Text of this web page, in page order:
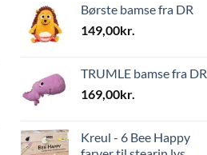
Børste bamse fra DR
149,00kr.
TRUMLE bamse fra DR
169,00kr.
Kreul - 6 Bee Happy